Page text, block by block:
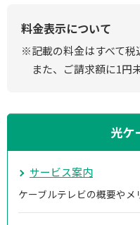
料金表示について
※記載の料金はすべて税
また、ご請求額に1円
光ケ
サービス案内
ケーブルテレビの概要やメ